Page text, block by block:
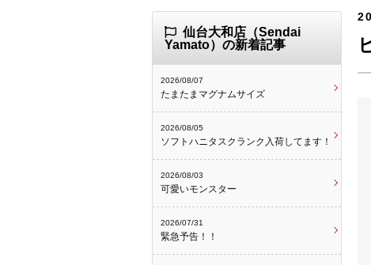
仙台大和店（Sendai
Yamato）の新着記事
2026/08/07
たまたまマグナムサイズ
2026/08/05
ソフトハニタスクランク入荷してます！
2026/08/03
可愛いモンスター
2026/07/31
緊急予告！！